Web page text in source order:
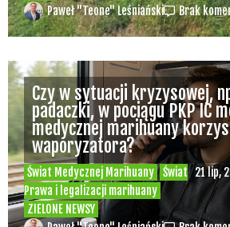
Paweł "Teone" Leśniański Brak
Świat Medycznej Marihuany
Świat
Prawa i legalizacji marihuany
ZIELONE NEWSY
21 lip,
Czy w sytuacji kryzysowej,
padaczki, w pociągu PKP IC
medycznej marihuany
waporyzatora?